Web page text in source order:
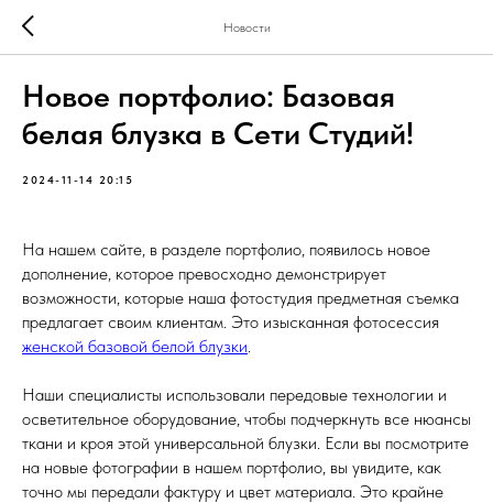
Новости
Новое портфолио: Базовая
белая блузка в Сети Студий!
2024-11-14 20:15
На нашем сайте, в разделе портфолио, появилось новое
дополнение, которое превосходно демонстрирует
возможности, которые наша фотостудия предметная съемка
предлагает своим клиентам. Это изысканная фотосессия
женской базовой белой блузки.
Наши специалисты использовали передовые технологии и
осветительное оборудование, чтобы подчеркнуть все нюансы
ткани и кроя этой универсальной блузки. Если вы посмотрите
на новые фотографии в нашем портфолио, вы увидите, как
точно мы передали фактуру и цвет материала. Это крайне